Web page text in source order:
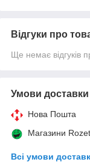
Відгуки про
Ще немає відгуків
Умови доставки
Нова Пошта
Магазини
Всі умови